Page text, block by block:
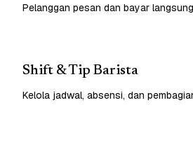
Pelanggan pesan dan bayar
Shift & Tip Barista
Kelola jadwal, absensi, dan